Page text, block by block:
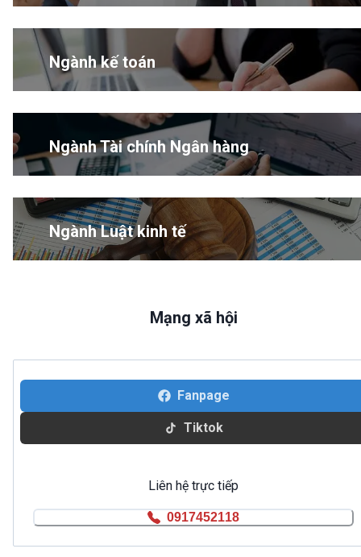
Ngành kế toán
Ngành Tài chính Ngân hàng
Ngành Luật kinh tế
Mạng xã hội
Fanpage
Tiktok
Liên hệ trực tiếp
0917452118